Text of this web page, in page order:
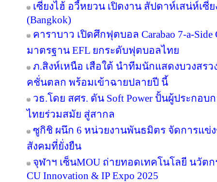
เซี่ยงไฮ้ อวี้หยวน เปิดงาน สัปดาห์เสน่ห์เซี่ย
(Bangkok)
คาราบาว เปิดศึกฟุตบอล Carabao 7-a-
มาตรฐาน EFL ยกระดับฟุตบอลไทย
ภ.สิงห์เหนือ เสือใต้ นำทีมนักแสดงบวงสร
คชั่นตลก พร้อมเข้าฉายปลายปี นี้
วธ.โดย สศร. ดัน Soft Power ปั้นผู้ประกอ
ไทยร่วมสมัย สู่สากล
ซูกิชิ ผนึก 6 หน่วยงานพันธมิตร จัดการแ
สังคมที่ยั่งยืน
จุฬาฯ เซ็นMOU ถ่ายทอดเทคโนโลยี นวัต
CU Innovation & IP Expo 2025